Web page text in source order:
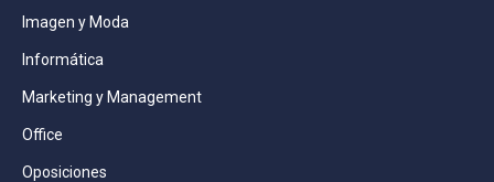
Imagen y Moda
Informática
Marketing y Management
Office
Oposiciones